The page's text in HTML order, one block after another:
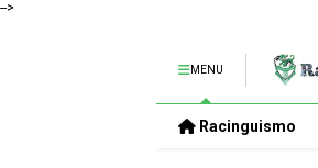
-->
MENU
Racinguismo